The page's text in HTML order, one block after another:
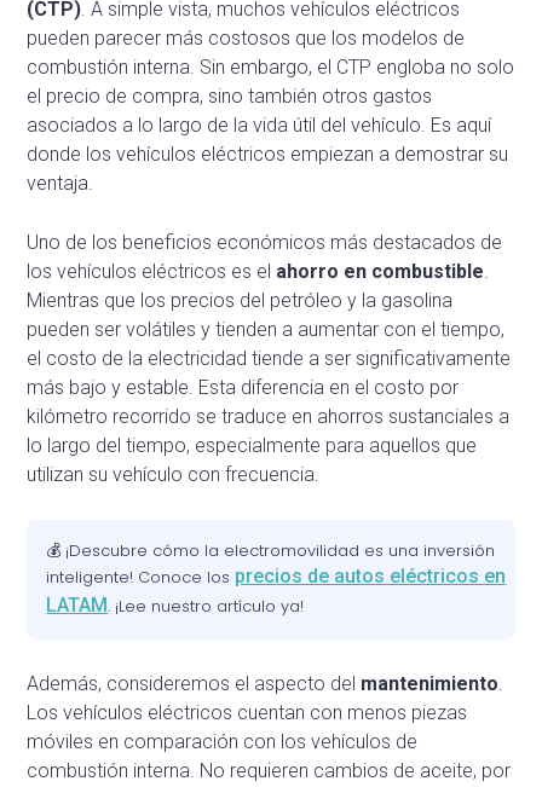
(CTP). A simple vista, muchos vehículos eléctricos
pueden parecer más costosos que los modelos de
combustión interna. Sin embargo, el CTP engloba no solo
el precio de compra, sino también otros gastos
asociados a lo largo de la vida útil del vehículo. Es aquí
donde los vehículos eléctricos empiezan a demostrar su
ventaja.
Uno de los beneficios económicos más destacados de
los vehículos eléctricos es el ahorro en combustible.
Mientras que los precios del petróleo y la gasolina
pueden ser volátiles y tienden a aumentar con el tiempo,
el costo de la electricidad tiende a ser significativamente
más bajo y estable. Esta diferencia en el costo por
kilómetro recorrido se traduce en ahorros sustanciales a
lo largo del tiempo, especialmente para aquellos que
utilizan su vehículo con frecuencia.
💰 ¡Descubre cómo la electromovilidad es una inversión
inteligente! Conoce los precios de autos eléctricos en
LATAM. ¡Lee nuestro artículo ya!
Además, consideremos el aspecto del mantenimiento.
Los vehículos eléctricos cuentan con menos piezas
móviles en comparación con los vehículos de
combustión interna. No requieren cambios de aceite, por